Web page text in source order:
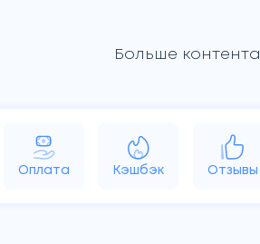
Больше контента
Оплата Кэшбэк Отзывы
HomePod Vision Аксессуары